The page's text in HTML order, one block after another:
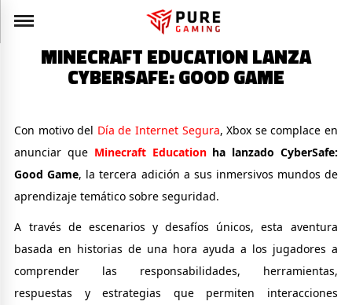
MINECRAFT EDUCATION LANZA
CYBERSAFE: GOOD GAME
Con motivo del Día de Internet Segura, Xbox se complace en
anunciar que Minecraft Educationha lanzado CyberSafe:
Good Game, la tercera adición a sus inmersivos mundos de
aprendizaje temático sobre seguridad.
A través de escenarios y desafíos únicos, esta aventura
basada en historias de una hora ayuda a los jugadores a
comprender las responsabilidades, herramientas,
respuestas y estrategias que permiten interacciones